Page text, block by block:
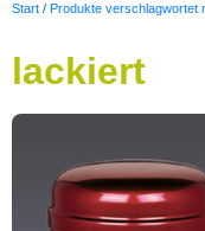
Start / Produkte verschlagwortet
lackiert